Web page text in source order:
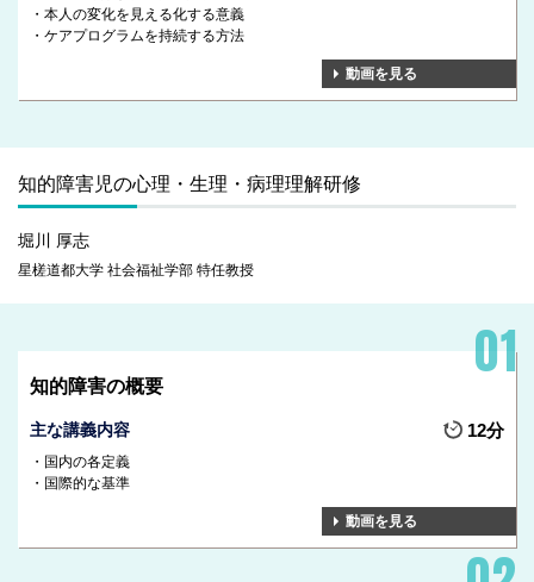
本人の変化を見える化する意義
ケアプログラムを持続する方法
動画を見る
知的障害児の心理・生理・病理理解研修
堀川 厚志
星槎道都大学 社会福祉学部 特任教授
知的障害の概要
主な講義内容 12分
国内の各定義
国際的な基準
動画を見る